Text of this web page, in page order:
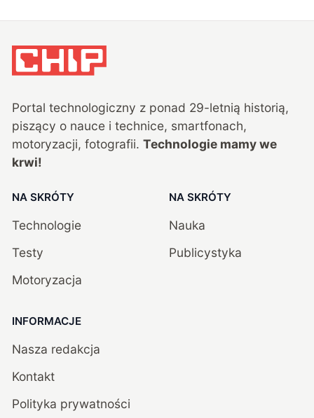
Portal technologiczny z ponad 29-letnią historią,
piszący o nauce i technice, smartfonach,
motoryzacji, fotografii. Technologie mamy we
krwi!
NA SKRÓTY
Technologie
Testy
Motoryzacja
NA SKRÓTY
Nauka
Publicystyka
INFORMACJE
Nasza redakcja
Kontakt
Polityka prywatności